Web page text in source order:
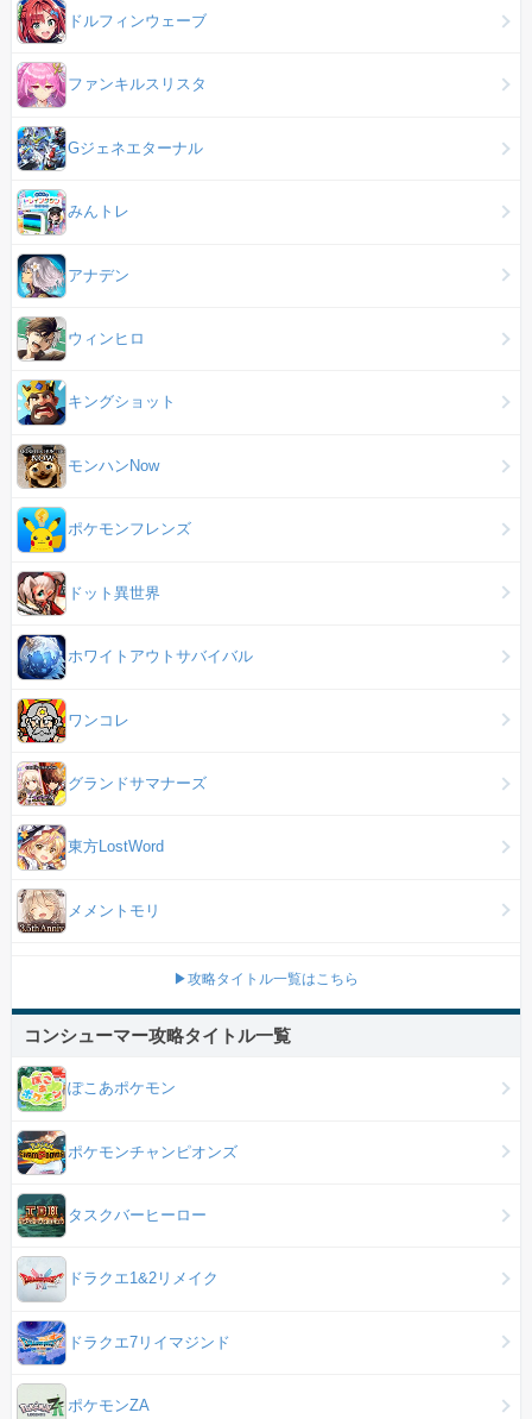
ドルフィンウェーブ
ファンキルスリスタ
Gジェネエターナル
みんトレ
アナデン
ウィンヒロ
キングショット
モンハンNow
ポケモンフレンズ
ドット異世界
ホワイトアウトサバイバル
ワンコレ
グランドサマナーズ
東方LostWord
メメントモリ
▶攻略タイトル一覧はこちら
コンシューマー攻略タイトル一覧
ぽこあポケモン
ポケモンチャンピオンズ
タスクバーヒーロー
ドラクエ1&2リメイク
ドラクエ7リイマジンド
ポケモンZA